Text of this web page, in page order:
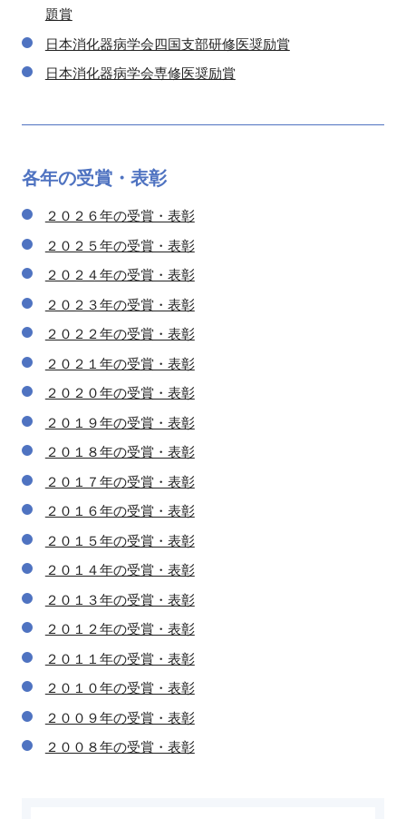
題賞
日本消化器病学会四国支部研修医奨励賞
日本消化器病学会専修医奨励賞
各年の受賞・表彰
２０２６年の受賞・表彰
２０２５年の受賞・表彰
２０２４年の受賞・表彰
２０２３年の受賞・表彰
２０２２年の受賞・表彰
２０２１年の受賞・表彰
２０２０年の受賞・表彰
２０１９年の受賞・表彰
２０１８年の受賞・表彰
２０１７年の受賞・表彰
２０１６年の受賞・表彰
２０１５年の受賞・表彰
２０１４年の受賞・表彰
２０１３年の受賞・表彰
２０１２年の受賞・表彰
２０１１年の受賞・表彰
２０１０年の受賞・表彰
２００９年の受賞・表彰
２００８年の受賞・表彰